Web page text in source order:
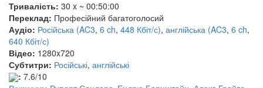
Тривалість: 30 x ~ 00:50:00
Переклад: Професійний багатоголосий
Аудіо: Російська (AC3, 6 ch, 448 Кбіт/с), англійська (AC3, 6 ch,
640 Кбіт/с)
Відео: 1280x720
Субтитри: Російські, англійські
: 7.6/10